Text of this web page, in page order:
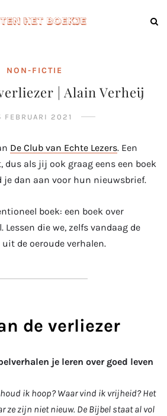
NON-FICTIE
| Alain Verheij
FEBRUARI 2021
De Club van Echte Lezers. Een
dus als jij ook graag eens een boek
je dan aan voor hun nieuwsbrief.
boek: een boek over
die we, zelfs vandaag de
de oeroude verhalen.
de verliezer
je leren over goed leven
houd ik hoop? Waar vind ik vrijheid? Het
ze zijn niet nieuw. De Bijbel staat al vol